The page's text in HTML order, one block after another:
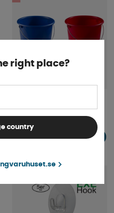
59 kr
KÖP!
right place?
country